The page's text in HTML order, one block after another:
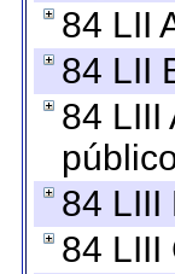
84 LII
84 LII
84 LIII
84 LIII
84 LIII